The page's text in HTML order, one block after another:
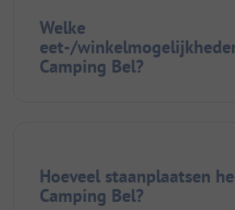
Welke
eet-/
Camping Bel?
Hoeveel staanplaatsen
Camping Bel?